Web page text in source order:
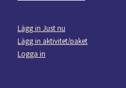
Lägg in Just nu
Lägg in aktivitet/paket
Logga in